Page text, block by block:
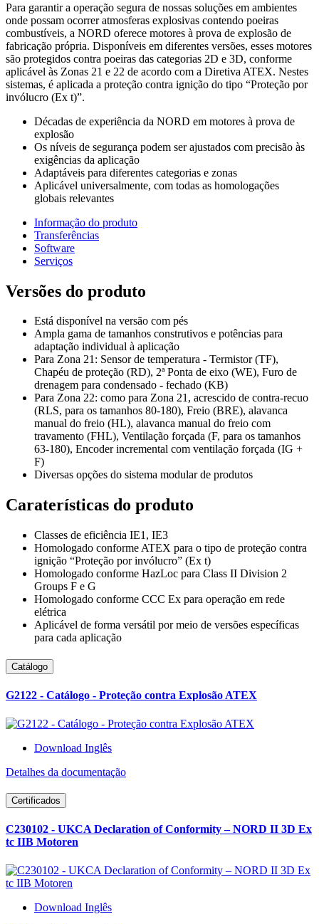
Para garantir a operação segura de nossas soluções em ambientes
onde possam ocorrer atmosferas explosivas contendo poeiras
combustíveis, a NORD oferece motores à prova de explosão de
fabricação própria. Disponíveis em diferentes versões, esses motores
são protegidos contra poeiras das categorias 2D e 3D, conforme
aplicável às Zonas 21 e 22 de acordo com a Diretiva ATEX. Nestes
sistemas, é aplicada a proteção contra ignição do tipo “Proteção por
invólucro (Ex t)”.
Décadas de experiência da NORD em motores à prova de
explosão
Os níveis de segurança podem ser ajustados com precisão às
exigências da aplicação
Adaptáveis para diferentes categorias e zonas
Aplicável universalmente, com todas as homologações
globais relevantes
Informação do produto
Transferências
Software
Serviços
Versões do produto
Está disponível na versão com pés
Ampla gama de tamanhos construtivos e potências para
adaptação individual à aplicação
Para Zona 21: Sensor de temperatura - Termistor (TF),
Chapéu de proteção (RD), 2ª Ponta de eixo (WE), Furo de
drenagem para condensado - fechado (KB)
Para Zona 22: como para Zona 21, acrescido de contra-recuo
(RLS, para os tamanhos 80-180), Freio (BRE), alavanca
manual do freio (HL), alavanca manual do freio com
travamento (FHL), Ventilação forçada (F, para os tamanhos
63-180), Encoder incremental com ventilação forçada (IG +
F)
Diversas opções do sistema modular de produtos
Caraterísticas do produto
Classes de eficiência IE1, IE3
Homologado conforme ATEX para o tipo de proteção contra
ignição “Proteção por invólucro” (Ex t)
Homologado conforme HazLoc para Class II Division 2
Groups F e G
Homologado conforme CCC Ex para operação em rede
elétrica
Aplicável de forma versátil por meio de versões específicas
para cada aplicação
Catálogo
G2122 - Catálogo - Proteção contra Explosão ATEX
Download Inglês
Detalhes da documentação
Certificados
C230102 - UKCA Declaration of Conformity – NORD II 3D Ex
tc IIB Motoren
Download Inglês